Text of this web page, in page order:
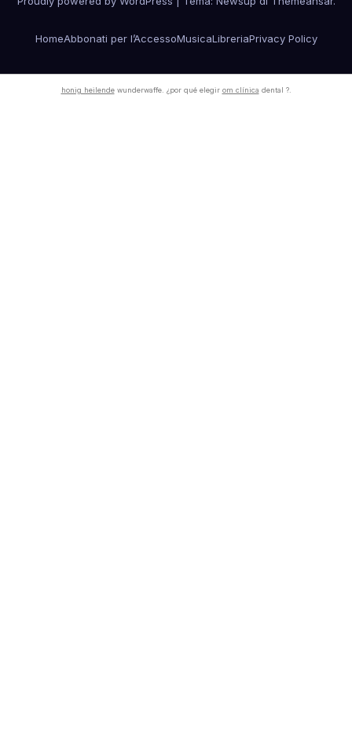
HomeAbbonati per l’AccessoMusicaLibreriaPrivacy Policy
honig heilendewunderwaffe. ¿por qué elegir om clínica dental ?.